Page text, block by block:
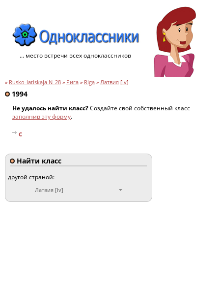
... место встречи всех одноклассников
» Rusko-latiskaja N_28 » Рига » Riga » Латвия [lv]
1994
Не удалось найти класс?Создайте свой собственный класс
заполнив эту форму.
c
Найти класс
другой страной:
Латвия [lv]